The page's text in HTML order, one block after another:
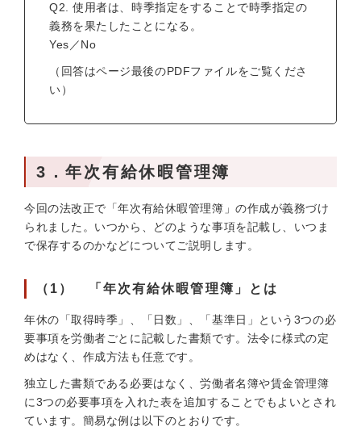
Q2. 使用者は、時季指定をすることで時季指定の
義務を果たしたことになる。
Yes／No
（回答はページ最後のPDFファイルをご覧くださ
い）
3．年次有給休暇管理簿
今回の法改正で「年次有給休暇管理簿」の作成が義務づけ
られました。いつから、どのような事項を記載し、いつま
で保存するのかなどについてご説明します。
（1） 「年次有給休暇管理簿」とは
年休の「取得時季」、「日数」、「基準日」という3つの必
要事項を労働者ごとに記載した書類です。法令に様式の定
めはなく、作成方法も任意です。
独立した書類である必要はなく、労働者名簿や賃金管理簿
に3つの必要事項を入れた表を追加することでもよいとされ
ています。簡易な例は以下のとおりです。